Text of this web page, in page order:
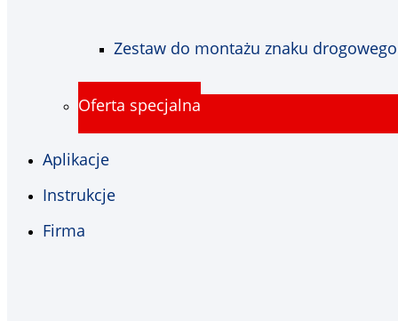
Zestaw do montażu znaku drogowego
Oferta specjalna
Aplikacje
Instrukcje
Firma